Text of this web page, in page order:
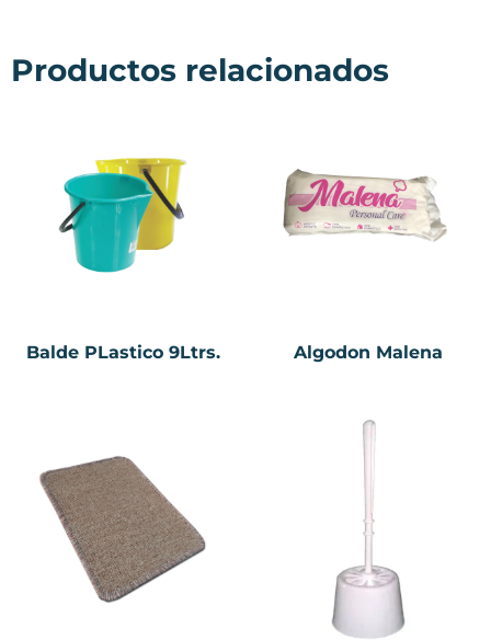
Productos relacionados
Balde PLastico 9Ltrs. Algodon Malena